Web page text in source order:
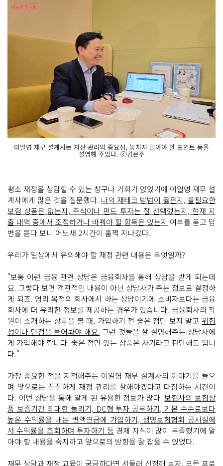
이일영 재무 설계사는 자산 관리의 중요성, 놓치지 말아야 할 포인트 등을
설명해 주었다. ⓒ김은주
평소 재정을 상담할 수 있는 창구나 기회가 없었기에 이일영 재무 설
계사에게 많은 것을 질문했다. 나의 재테크 방법이 옳은지, 불필요한
보험 상품은 없는지, 주식이나 펀드 투자는 잘 선택했는지, 현재 지
출 내역 중에서 조정하거나 바꿔야 할 항목은 있는지 여부를 묻고 답
변을 듣다 보니 어느새 2시간이 훌쩍 지나갔다.
우리가 일상에서 유의해야 할 재정 관련 내용은 무엇일까?
"보통 이런 금융 관련 상담은 금융회사를 통해 상담을 받게 되는데
요. 그렇다 보면 객관적인 내용이 아닌 상담사가 주는 정보로 결정하
게 되죠. 영리 목적의 회사에서 하는 상담이기에 소비자보다는 금융
회사에 더 유리한 정보를 제공하는 경우가 있습니다. 금융회사의 직
원이 소개하는 상품을 볼 때, 가입하기 전 좋은 점만 보지 말고 위험
성이나 단점을 물어봐야 해요. 그런 것들을 잘 설명해주는 상담사에
게 가입해야 합니다. 좋은 점만 있는 상품은 사기라고 판단해도 됩니
다."
가장 중요한 점을 지적해주는 이일영 재무 설계사의 이야기를 들으
며 앞으로는 꼼꼼하게 재정 관리를 잘해야겠다고 다짐하는 시간이
다. 이번 상담을 통해 알게 된 유용한 정보가 많다.보험사의 보험상
품 보증기간 최대한 늘리기, DC형 투자 공부하기, 기본 수수료보다
높은 수익률을 내는 변액연금에 가입하기, 생명보험협회 공시실에
서 수익률을 조회하며 투자하기 등 경제 지식이 많이 부족했기에 알
아야 할 내용을 숙지하고 앞으로의 방향을 잘 잡을 수 있었다.
재무 상담과 재정 교육이 궁금하다면 서둘러 신청해 보자. 모든 프로